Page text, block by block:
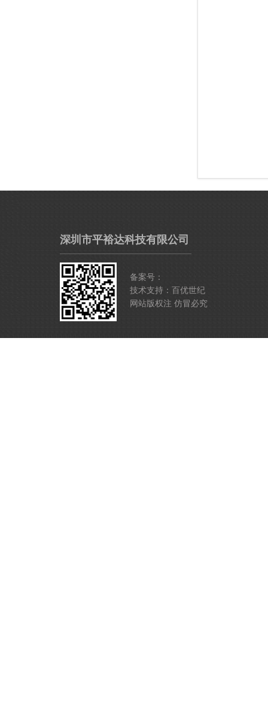
深圳市平裕达科技有限公司
备案号：
技术支持：百优世纪
网站版权注 仿冒必究